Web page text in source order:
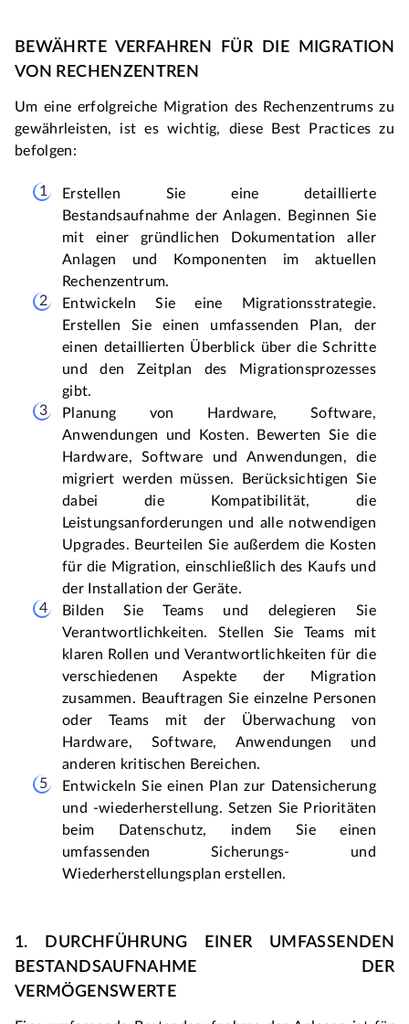
BEWÄHRTE VERFAHREN FÜR DIE MIGRATION
VON RECHENZENTREN
Um eine erfolgreiche Migration des Rechenzentrums zu
gewährleisten, ist es wichtig, diese Best Practices zu
befolgen:
Erstellen Sie eine detaillierte
Bestandsaufnahme der Anlagen. Beginnen Sie
mit einer gründlichen Dokumentation aller
Anlagen und Komponenten im aktuellen
Rechenzentrum.
Entwickeln Sie eine Migrationsstrategie.
Erstellen Sie einen umfassenden Plan, der
einen detaillierten Überblick über die Schritte
und den Zeitplan des Migrationsprozesses
gibt.
Planung von Hardware, Software,
Anwendungen und Kosten. Bewerten Sie die
Hardware, Software und Anwendungen, die
migriert werden müssen. Berücksichtigen Sie
dabei die Kompatibilität, die
Leistungsanforderungen und alle notwendigen
Upgrades. Beurteilen Sie außerdem die Kosten
für die Migration, einschließlich des Kaufs und
der Installation der Geräte.
Bilden Sie Teams und delegieren Sie
Verantwortlichkeiten. Stellen Sie Teams mit
klaren Rollen und Verantwortlichkeiten für die
verschiedenen Aspekte der Migration
zusammen. Beauftragen Sie einzelne Personen
oder Teams mit der Überwachung von
Hardware, Software, Anwendungen und
anderen kritischen Bereichen.
Entwickeln Sie einen Plan zur Datensicherung
und -wiederherstellung. Setzen Sie Prioritäten
beim Datenschutz, indem Sie einen
umfassenden Sicherungs- und
Wiederherstellungsplan erstellen.
1. DURCHFÜHRUNG EINER UMFASSENDEN
BESTANDSAUFNAHME DER
VERMÖGENSWERTE